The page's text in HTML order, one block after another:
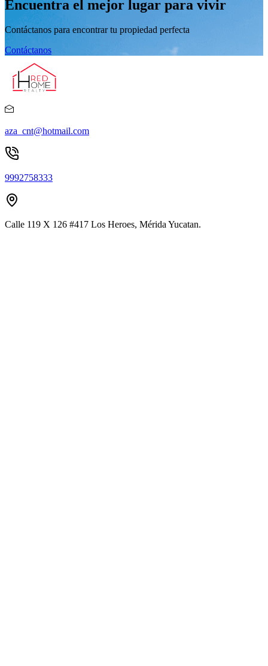
Encuentra el mejor lugar para vivir
Contáctanos para encontrar tu propiedad perfecta
Contáctanos
aza_cnt@hotmail.com
9992758333
Calle 119 X 126 #417 Los Heroes, Mérida Yucatan.